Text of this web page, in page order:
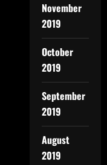
November
2019
October
2019
September
2019
August
2019